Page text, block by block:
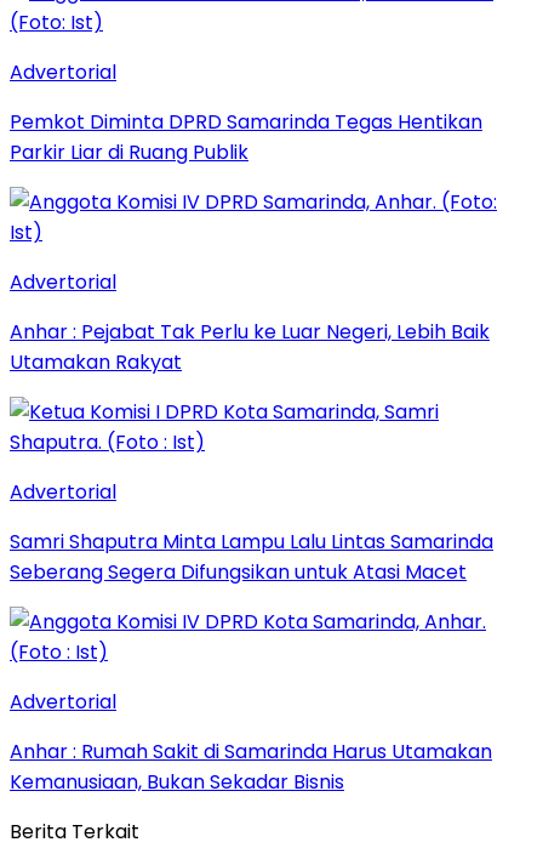
Advertorial
Pemkot Diminta DPRD Samarinda Tegas Hentikan
Parkir Liar di Ruang Publik
Advertorial
Anhar : Pejabat Tak Perlu ke Luar Negeri, Lebih Baik
Utamakan Rakyat
Advertorial
Samri Shaputra Minta Lampu Lalu Lintas Samarinda
Seberang Segera Difungsikan untuk Atasi Macet
Advertorial
Anhar : Rumah Sakit di Samarinda Harus Utamakan
Kemanusiaan, Bukan Sekadar Bisnis
Berita Terkait